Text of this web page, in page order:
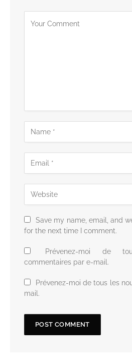
Save my name, email, and
for the next time I comment.
Prévenez-moi de
commentaires par e-mail.
Prévenez-moi de tous les
mail.